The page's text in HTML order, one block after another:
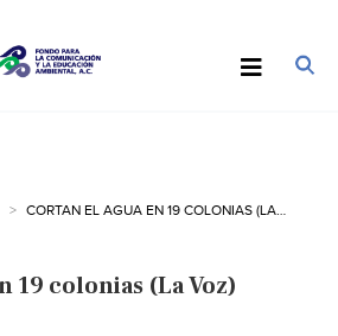
19 colonias (La Voz)